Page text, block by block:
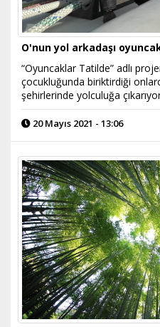
O'nun yol arkadaşı
“Oyuncaklar Tatilde” adlı
çocukluğunda biriktirdiği
şehirlerinde yolculuğa
20 Mayıs 2021 - 13:06